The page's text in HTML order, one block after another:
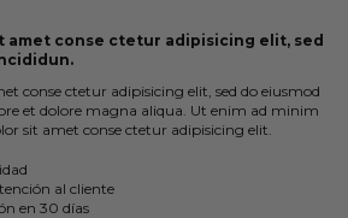
amet conse ctetur adipisicing elit, sed
conse ctetur adipisicing elit, sed do eiusmod
et dolore magna aliqua. Ut enim ad minim
sit amet conse ctetur adipisicing elit.
al cliente
en 30 días